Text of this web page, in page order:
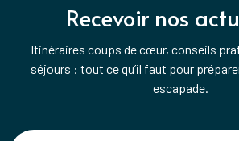
Recevoir nos
Itinéraires coups de cœur, conseils
séjours : tout ce qu’il faut pour
escapade.